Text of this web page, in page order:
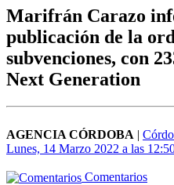
Marifrán Carazo
publicación de la
subvenciones, con
Next Generation
AGENCIA CÓRDOBA |
Lunes, 14 Marzo 2022 a las
Comentarios